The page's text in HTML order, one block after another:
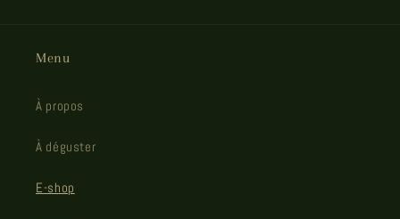
Menu
À propos
À déguster
E-shop